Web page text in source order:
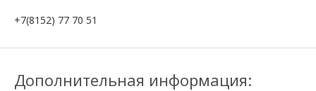
+7(8152) 77 70 51
Дополнительная информация: